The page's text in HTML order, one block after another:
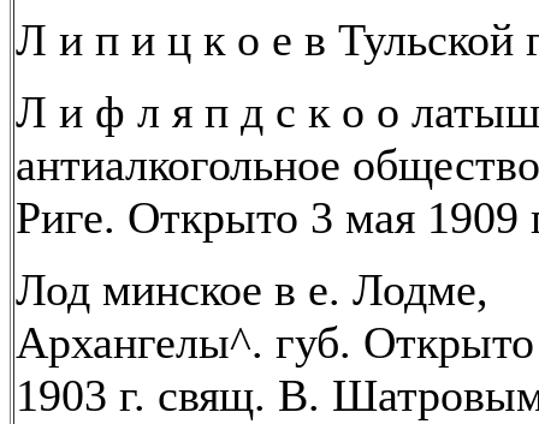
Л и п и ц к о е в Тульской
Л и ф л я п д с к о о
антиалкогольное
Риге. Открыто 3 мая 1909
Лод минское в е. Лодме,
Архангелы^. губ. Открыто
1903 г. свящ. В.